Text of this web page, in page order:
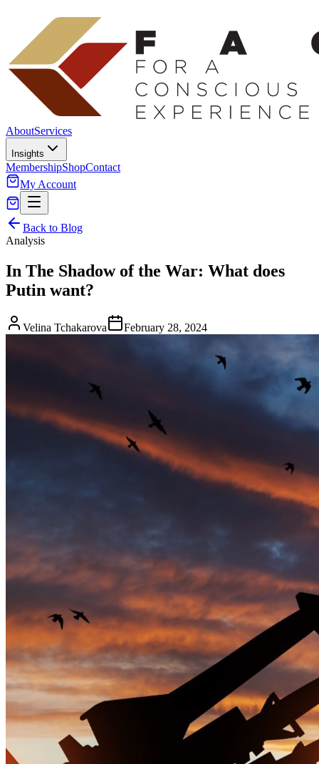
AboutServices
Insights
MembershipShopContact
My Account
Back to Blog
Analysis
In The Shadow of the War: What does
Putin want?
Velina Tchakarova February 28, 2024